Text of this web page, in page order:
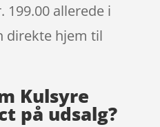
199.00 allerede i
direkte hjem til
Kulsyre
på udsalg?